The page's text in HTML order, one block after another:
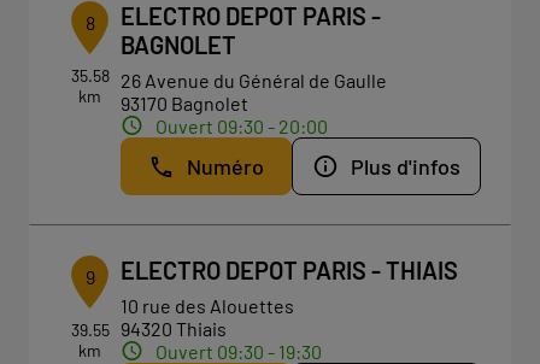
8
35.58
km
ELECTRO DEPOT PARIS -
BAGNOLET
26 Avenue du Général de Gaulle
93170 Bagnolet
Ouvert 09:30 - 20:00
Numéro Plus d'infos
9
39.55
km
ELECTRO DEPOT PARIS - THIAIS
10 rue des Alouettes
94320 Thiais
Ouvert 09:30 - 19:30